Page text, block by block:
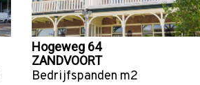
Hogeweg 64
ZANDVOORT
Bedrijfspanden m2